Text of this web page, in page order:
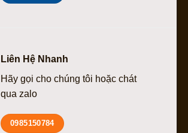
Liên Hệ Nhanh
Hãy gọi cho chúng tôi hoặc chát
qua zalo
0985150784